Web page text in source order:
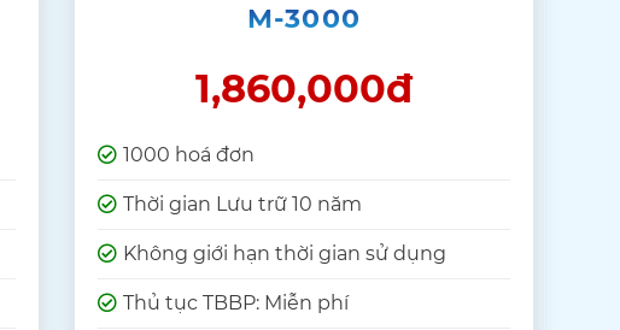
M-3000
1,860,000đ
1000 hoá đơn
Thời gian Lưu trữ 10 năm
Không giới hạn thời gian sử dụng
Thủ tục TBBP: Miễn phí